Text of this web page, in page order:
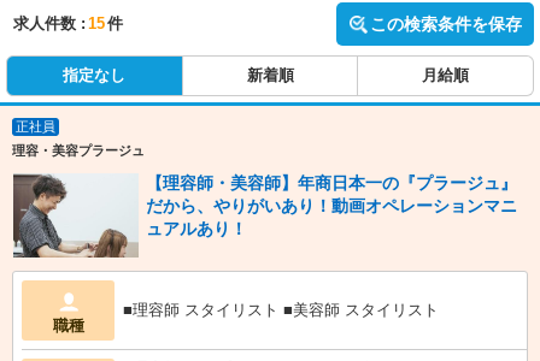
求人件数 : 15件 この検索条件を保存
指定なし 新着順 月給順
正社員
理容・美容プラージュ
【理容師・美容師】年商日本一の『プラージュ』
だから、やりがいあり！動画オペレーションマニ
ュアルあり！
職種
■理容師 スタイリスト ■美容師 スタイリスト